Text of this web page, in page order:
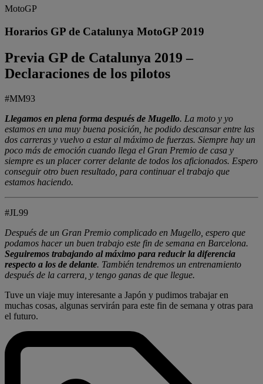
MotoGP
Horarios GP de Catalunya MotoGP 2019
Previa GP de Catalunya 2019 –
Declaraciones de los pilotos
#MM93
Llegamos en plena forma después de Mugello. La moto y yo
estamos en una muy buena posición, he podido descansar entre las
dos carreras y vuelvo a estar al máximo de fuerzas. Siempre hay un
poco más de emoción cuando llega el Gran Premio de casa y
siempre es un placer correr delante de todos los aficionados. Espero
conseguir otro buen resultado, para continuar el trabajo que
estamos haciendo.
#JL99
Después de un Gran Premio complicado en Mugello, espero que
podamos hacer un buen trabajo este fin de semana en Barcelona.
Seguiremos trabajando al máximo para reducir la diferencia
respecto a los de delante. También tendremos un entrenamiento
después de la carrera, y tengo ganas de que llegue.
Tuve un viaje muy interesante a Japón y pudimos trabajar en
muchas cosas, algunas servirán para este fin de semana y otras para
el futuro.